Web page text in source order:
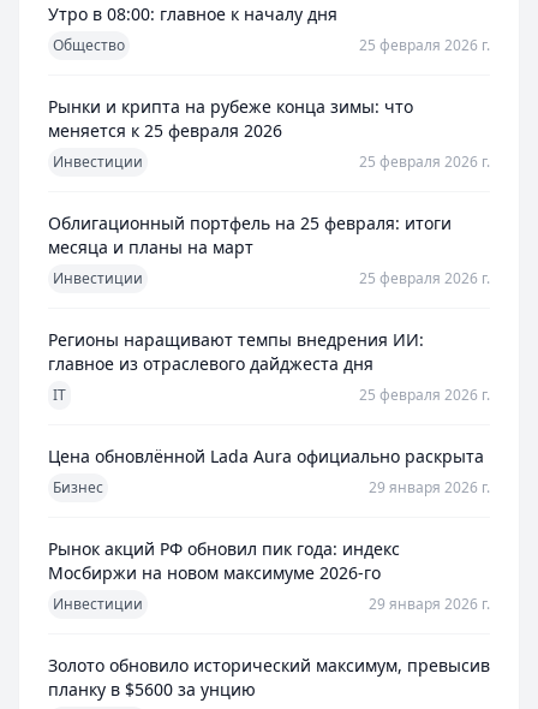
Утро в 08:00: главное к началу дня
Общество 25 февраля 2026 г.
Рынки и крипта на рубеже конца зимы: что
меняется к 25 февраля 2026
Инвестиции 25 февраля 2026 г.
Облигационный портфель на 25 февраля: итоги
месяца и планы на март
Инвестиции 25 февраля 2026 г.
Регионы наращивают темпы внедрения ИИ:
главное из отраслевого дайджеста дня
IT 25 февраля 2026 г.
Цена обновлённой Lada Aura официально раскрыта
Бизнес 29 января 2026 г.
Рынок акций РФ обновил пик года: индекс
Мосбиржи на новом максимуме 2026-го
Инвестиции 29 января 2026 г.
Золото обновило исторический максимум, превысив
планку в $5600 за унцию